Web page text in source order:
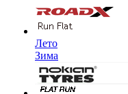
Лето
Зима